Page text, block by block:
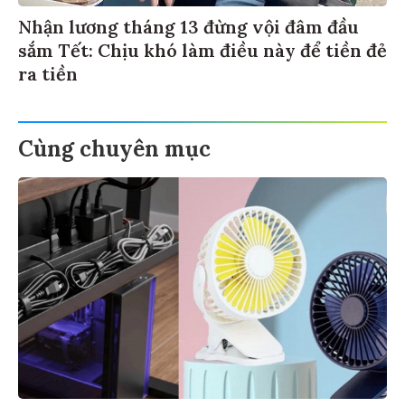
Nhận lương tháng 13 đừng vội đâm đầu
sắm Tết: Chịu khó làm điều này để tiền đẻ
ra tiền
Cùng chuyên mục